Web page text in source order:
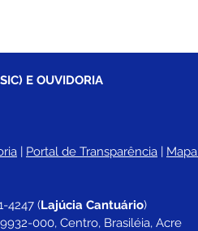
E OUVIDORIA
| Portal de Transparência | Mapa
4247 (Lajúcia Cantuário)
000, Centro, Brasiléia, Acre